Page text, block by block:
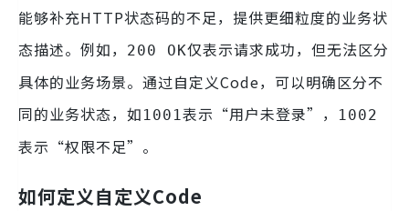
能够补充HTTP状态码的不足，提供更细粒度的业务状
态描述。例如，
200 OK仅表示请求成功，但无法区分
具体的业务场景。通过自定义Code，可以明确区分不
同的业务状态，如 1001表示“用户未登录”， 1002
表示“权限不足”。
如何定义自定义Code